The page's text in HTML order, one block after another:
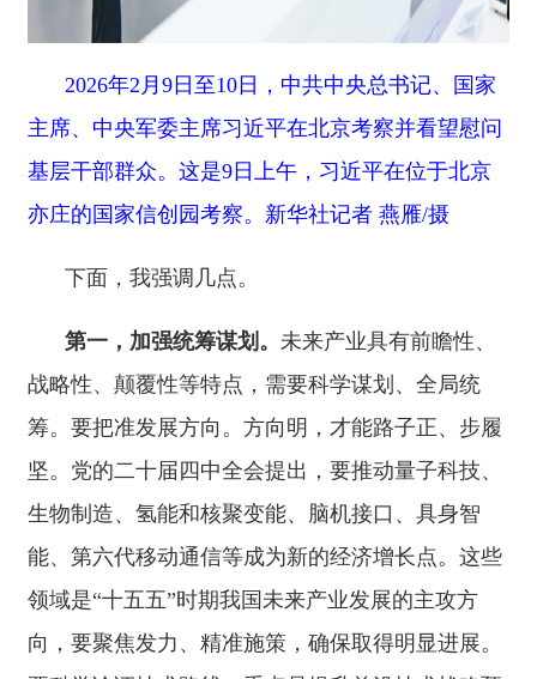
第一，加强统筹谋划。
未来产业具有前瞻性、
战略性、颠覆性等特点，需要科学谋划、全局统
筹。要把准发展方向。方向明，才能路子正、步履
坚。党的二十届四中全会提出，要推动量子科技、
生物制造、氢能和核聚变能、脑机接口、具身智
能、第六代移动通信等成为新的经济增长点。这些
向，要聚焦发力、精准施策，确保取得明显进展。
判能力，加强多元技术路线探索并及时动态调整。
要把握发展节奏。综合考虑国家战略需求、技术成
熟程度、要素支撑条件等因素，把需要和可能统一
起来，分门别类制定实施规划，做到先易后难、由
近及远，积极稳步推进。特别是要引导各地牢固树
立和践行正确政绩观，坚持全国一盘棋，因地制
兴产业相辅相成、相互促进，传统产业底子雄厚，